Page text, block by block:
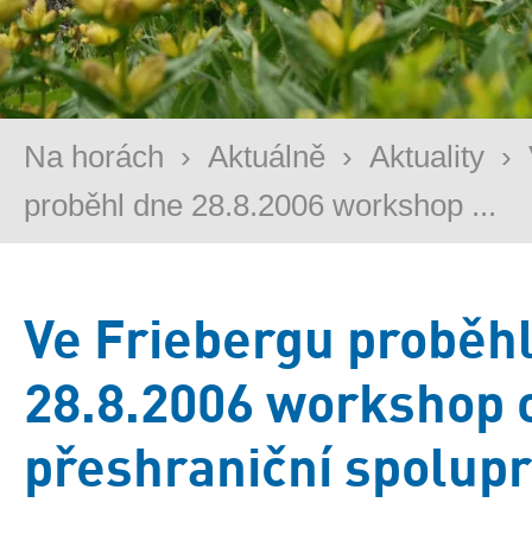
Na horách › Aktuálně › Aktuality ›
proběhl dne 28.8.2006 workshop ...
Ve Friebergu
28.8.2006 workshop
přeshraniční